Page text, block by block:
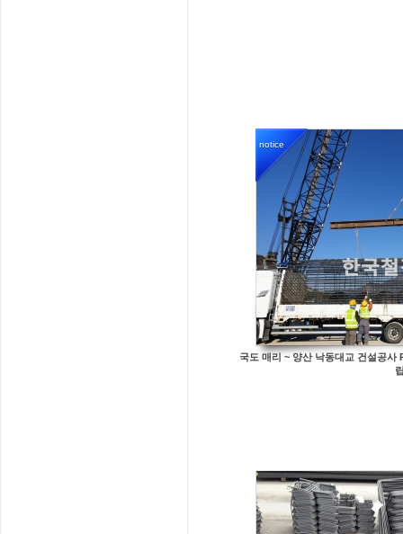
notice
6181
국도 매리 ~ 양산 낙동대교 건설공사
756